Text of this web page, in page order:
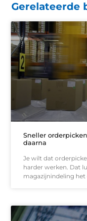
Gerelateerde
Sneller
daarna
Je wilt dat
harder werken. Dat
magazijnindeling